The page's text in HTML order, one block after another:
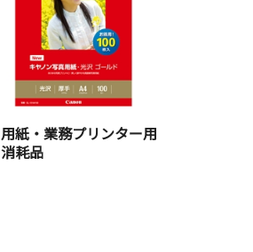
用紙・業務プリンター用
消耗品